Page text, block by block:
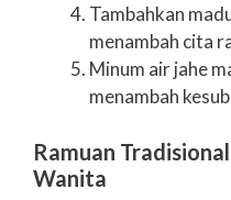
Tambahkan
menambah cita
Minum air jahe
menambah
Ramuan
Wanita